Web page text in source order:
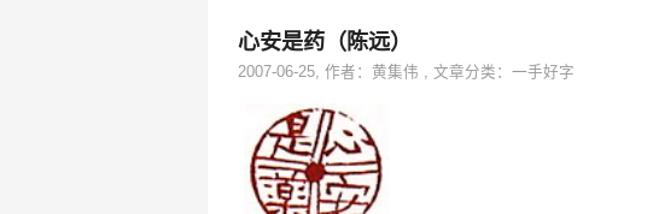
心安是药（陈远）
2007-06-25, 作者： 黄集伟 , 文章分类： 一手好字